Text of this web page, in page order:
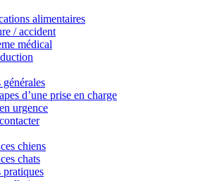
alimentaires
/ accident
médical
d’une prise en charge
urgence
chiens
chats